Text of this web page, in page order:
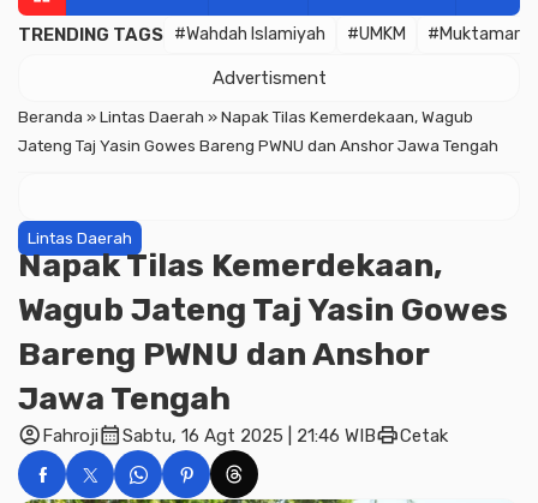
TRENDING TAGS #Wahdah Islamiyah #UMKM #Muktamar
Advertisment
Beranda »Lintas Daerah »Napak Tilas Kemerdekaan, Wagub
Jateng Taj Yasin Gowes Bareng PWNU dan Anshor Jawa Tengah
Lintas Daerah
Napak Tilas Kemerdekaan,
Wagub Jateng Taj Yasin Gowes
Bareng PWNU dan Anshor
Jawa Tengah
account_circleFahrojicalendar_monthSabtu, 16 Agt 2025 | 21:46 WIBprintCetak